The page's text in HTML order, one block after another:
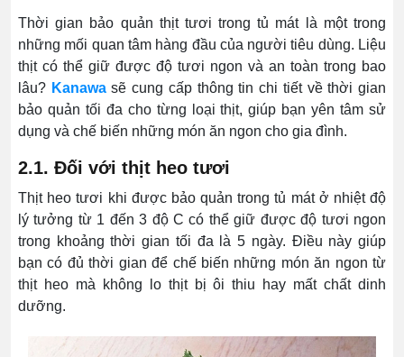
Thời gian bảo quản thịt tươi trong tủ mát là một trong
những mối quan tâm hàng đầu của người tiêu dùng. Liệu
thịt có thể giữ được độ tươi ngon và an toàn trong bao
lâu? Kanawasẽ cung cấp thông tin chi tiết về thời gian
bảo quản tối đa cho từng loại thịt, giúp bạn yên tâm sử
dụng và chế biến những món ăn ngon cho gia đình.
2.1. Đối với thịt heo tươi
Thịt heo tươi khi được bảo quản trong tủ mát ở nhiệt độ
lý tưởng từ 1 đến 3 độ C có thể giữ được độ tươi ngon
trong khoảng thời gian tối đa là 5 ngày. Điều này giúp
bạn có đủ thời gian để chế biến những món ăn ngon từ
thịt heo mà không lo thịt bị ôi thiu hay mất chất dinh
dưỡng.